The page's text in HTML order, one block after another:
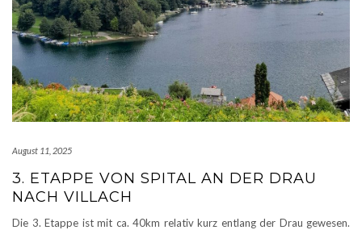
August 11, 2025
3. ETAPPE VON SPITAL AN DER DRAU
NACH VILLACH
Die 3. Etappe ist mit ca. 40km relativ kurz entlang der Drau gewesen.